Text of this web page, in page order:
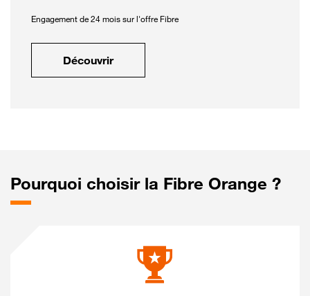
Engagement de 24 mois sur l'offre Fibre
Découvrir
Pourquoi choisir la Fibre Orange ?